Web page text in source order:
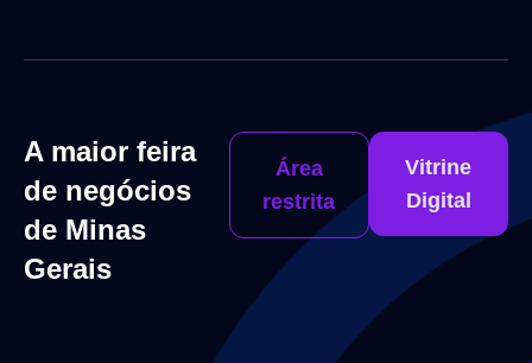
A maior feira
de negócios
de Minas
Gerais
Área
restrita
Vitrine
Digital